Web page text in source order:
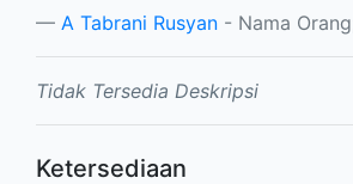
A Tabrani Rusyan - Nama
Tidak Tersedia Deskripsi
Ketersediaan